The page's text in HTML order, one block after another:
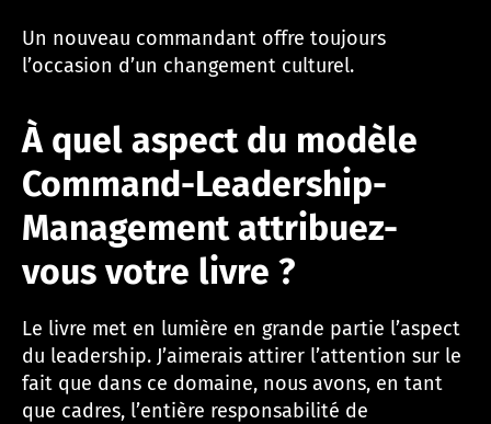
Un nouveau commandant offre toujours
l’occasion d’un changement culturel.
À quel aspect du modèle
Command-Leadership-
Management attribuez-
vous votre livre ?
Le livre met en lumière en grande partie l’aspect
du leadership. J’aimerais attirer l’attention sur le
fait que dans ce domaine, nous avons, en tant
que cadres, l’entière responsabilité de